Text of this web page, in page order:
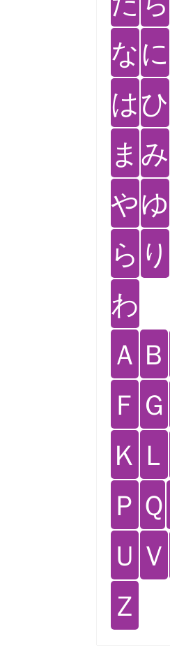
なに
はひ
ま み
やゆ
ら り
わ
Ａ Ｂ
Ｆ Ｇ
Ｋ Ｌ
Ｐ Ｑ
Ｕ Ｖ
Ｚ